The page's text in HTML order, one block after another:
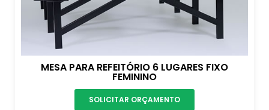
MESA PARA REFEITÓRIO 6 LUGARES FIXO
FEMININO
SOLICITAR ORÇAMENTO